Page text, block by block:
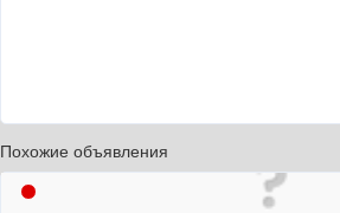
Похожие объявления